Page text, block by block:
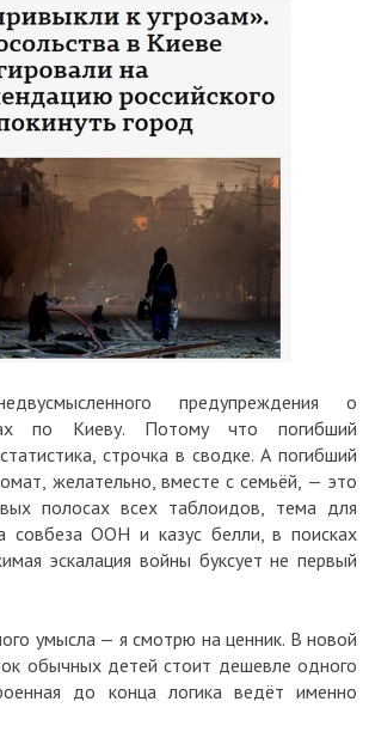
предупреждения о
по Киеву. Потому что погибший
строчка в сводке. А погибший
желательно, вместе с семьёй, — это
полосах всех таблоидов, тема для
совбеза ООН и казус белли, в поисках
эскалация войны буксует не первый
умысла — я смотрю на ценник. В новой
обычных детей стоит дешевле одного
до конца логика ведёт именно